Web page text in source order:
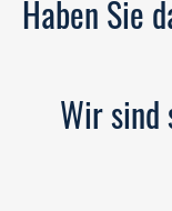
Haben Sie
Wir sind